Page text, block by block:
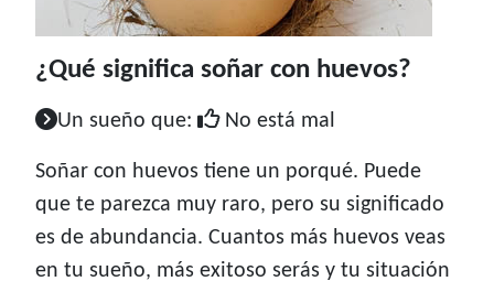
¿Qué significa soñar con huevos?
Un sueño que: No está mal
Soñar con huevos tiene un porqué. Puede
que te parezca muy raro, pero su significado
es de abundancia. Cuantos más huevos veas
en tu sueño, más exitoso serás y tu situación